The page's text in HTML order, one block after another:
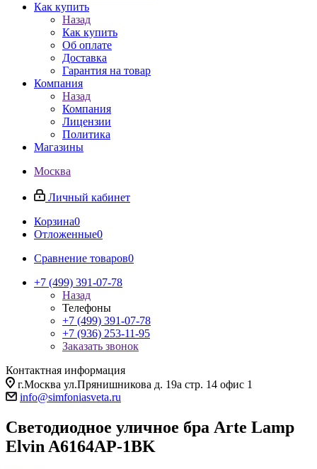
Как купить
Назад
Как купить
Об оплате
Доставка
Гарантия на товар
Компания
Назад
Компания
Лицензии
Политика
Магазины
Москва
Личный кабинет
Корзина0
Отложенные0
Сравнение товаров0
+7 (499) 391-07-78
Назад
Телефоны
+7 (499) 391-07-78
+7 (936) 253-11-95
Заказать звонок
Контактная информация
г.Москва ул.Прянишникова д. 19а стр. 14 офис 1
info@simfoniasveta.ru
Светодиодное уличное бра Arte Lamp
Elvin A6164AP-1BK